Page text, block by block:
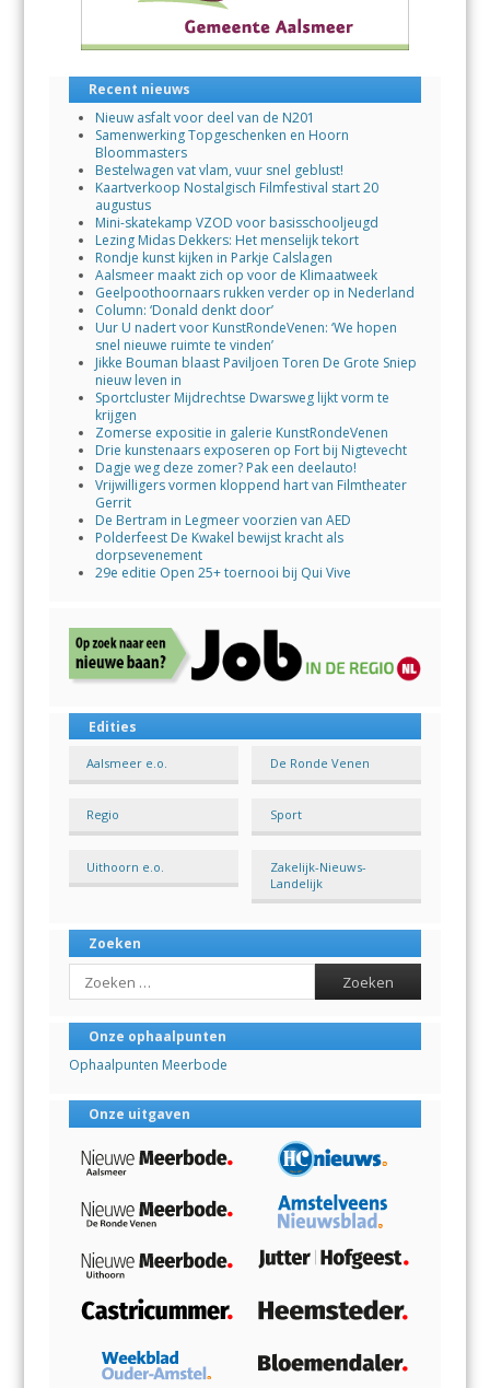
Recent nieuws
Nieuw asfalt voor deel van de N201
Samenwerking Topgeschenken en Hoorn
Bloommasters
Bestelwagen vat vlam, vuur snel geblust!
Kaartverkoop Nostalgisch Filmfestival start 20
augustus
Mini-skatekamp VZOD voor basisschooljeugd
Lezing Midas Dekkers: Het menselijk tekort
Rondje kunst kijken in Parkje Calslagen
Aalsmeer maakt zich op voor de Klimaatweek
Geelpoothoornaars rukken verder op in Nederland
Column: ‘Donald denkt door’
Uur U nadert voor KunstRondeVenen: ‘We hopen
snel nieuwe ruimte te vinden’
Jikke Bouman blaast Paviljoen Toren De Grote Sniep
nieuw leven in
Sportcluster Mijdrechtse Dwarsweg lijkt vorm te
krijgen
Zomerse expositie in galerie KunstRondeVenen
Drie kunstenaars exposeren op Fort bij Nigtevecht
Dagje weg deze zomer? Pak een deelauto!
Vrijwilligers vormen kloppend hart van Filmtheater
Gerrit
De Bertram in Legmeer voorzien van AED
Polderfeest De Kwakel bewijst kracht als
dorpsevenement
29e editie Open 25+ toernooi bij Qui Vive
Edities
Aalsmeer e.o. De Ronde Venen
Regio Sport
Uithoorn e.o.
Zakelijk-Nieuws-
Landelijk
Zoeken
Search
Onze ophaalpunten
Ophaalpunten Meerbode
Onze uitgaven